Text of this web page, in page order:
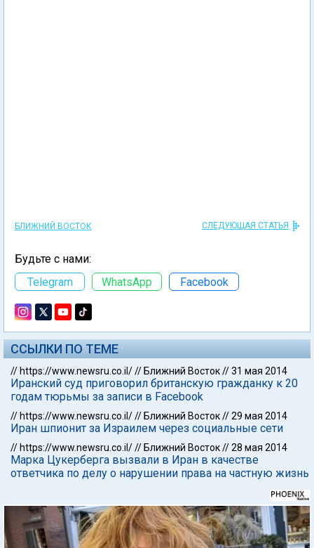
БЛИЖНИЙ ВОСТОК СЛЕДУЮЩАЯ СТАТЬЯ
Будьте с нами:
Telegram
WhatsApp Facebook
ССЫЛКИ ПО ТЕМЕ
// https://www.newsru.co.il/// Ближний Восток//31 мая 2014
Иранский суд приговорил британскую гражданку к 20
годам тюрьмы за записи в Facebook
// https://www.newsru.co.il/// Ближний Восток//29 мая 2014
Иран шпионит за Израилем через социальные сети
// https://www.newsru.co.il/// Ближний Восток//28 мая 2014
Марка Цукерберга вызвали в Иран в качестве
ответчика по делу о нарушении права на частную жизнь